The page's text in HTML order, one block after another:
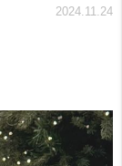
2024.11.24